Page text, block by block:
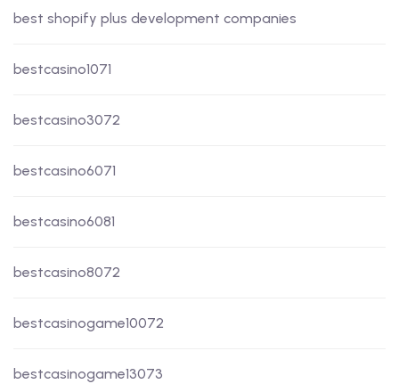
best shopify plus development companies
bestcasino1071
bestcasino3072
bestcasino6071
bestcasino6081
bestcasino8072
bestcasinogame10072
bestcasinogame13073